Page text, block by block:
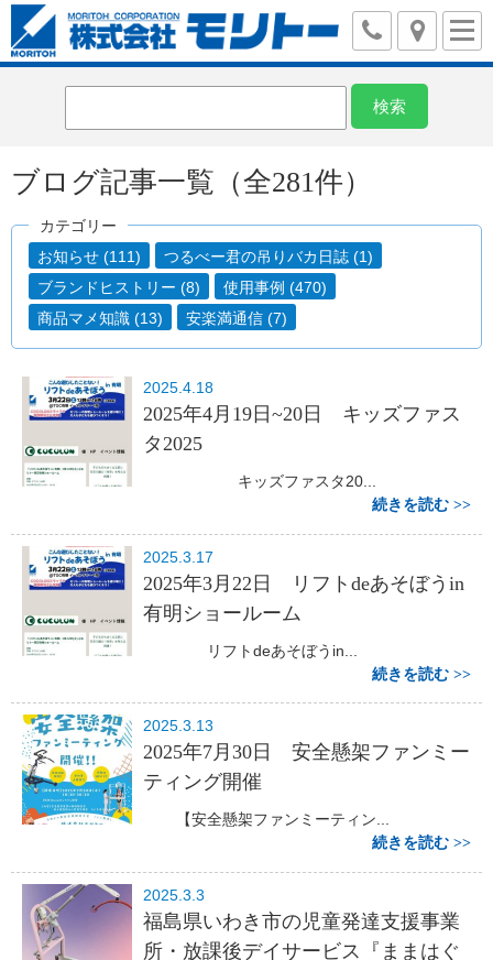
ブログ記事一覧（全281件）
カテゴリー
お知らせ (111)
つるべー君の吊りバカ日誌 (1)
ブランドヒストリー (8)
使用事例 (470)
商品マメ知識 (13)
安楽満通信 (7)
2025.4.18
2025年4月19日~20日 キッズファス
タ2025
キッズファスタ20...
続きを読む
2025.3.17
2025年3月22日 リフトdeあそぼうin
有明ショールーム
リフトdeあそぼうin...
続きを読む
2025.3.13
2025年7月30日 安全懸架ファンミー
ティング開催
【安全懸架ファンミーティン...
続きを読む
2025.3.3
福島県いわき市の児童発達支援事業
所・放課後デイサービス『ままはぐ